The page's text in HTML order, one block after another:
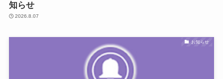
知らせ
2026.8.07
お知らせ